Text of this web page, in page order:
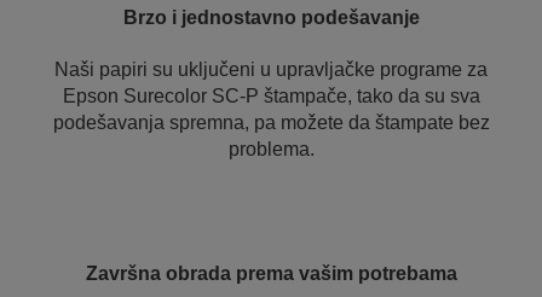
Brzo i jednostavno podešavanje
Naši papiri su uključeni u upravljačke programe za
Epson Surecolor SC-P štampače, tako da su sva
podešavanja spremna, pa možete da štampate bez
problema.
Završna obrada prema vašim potrebama